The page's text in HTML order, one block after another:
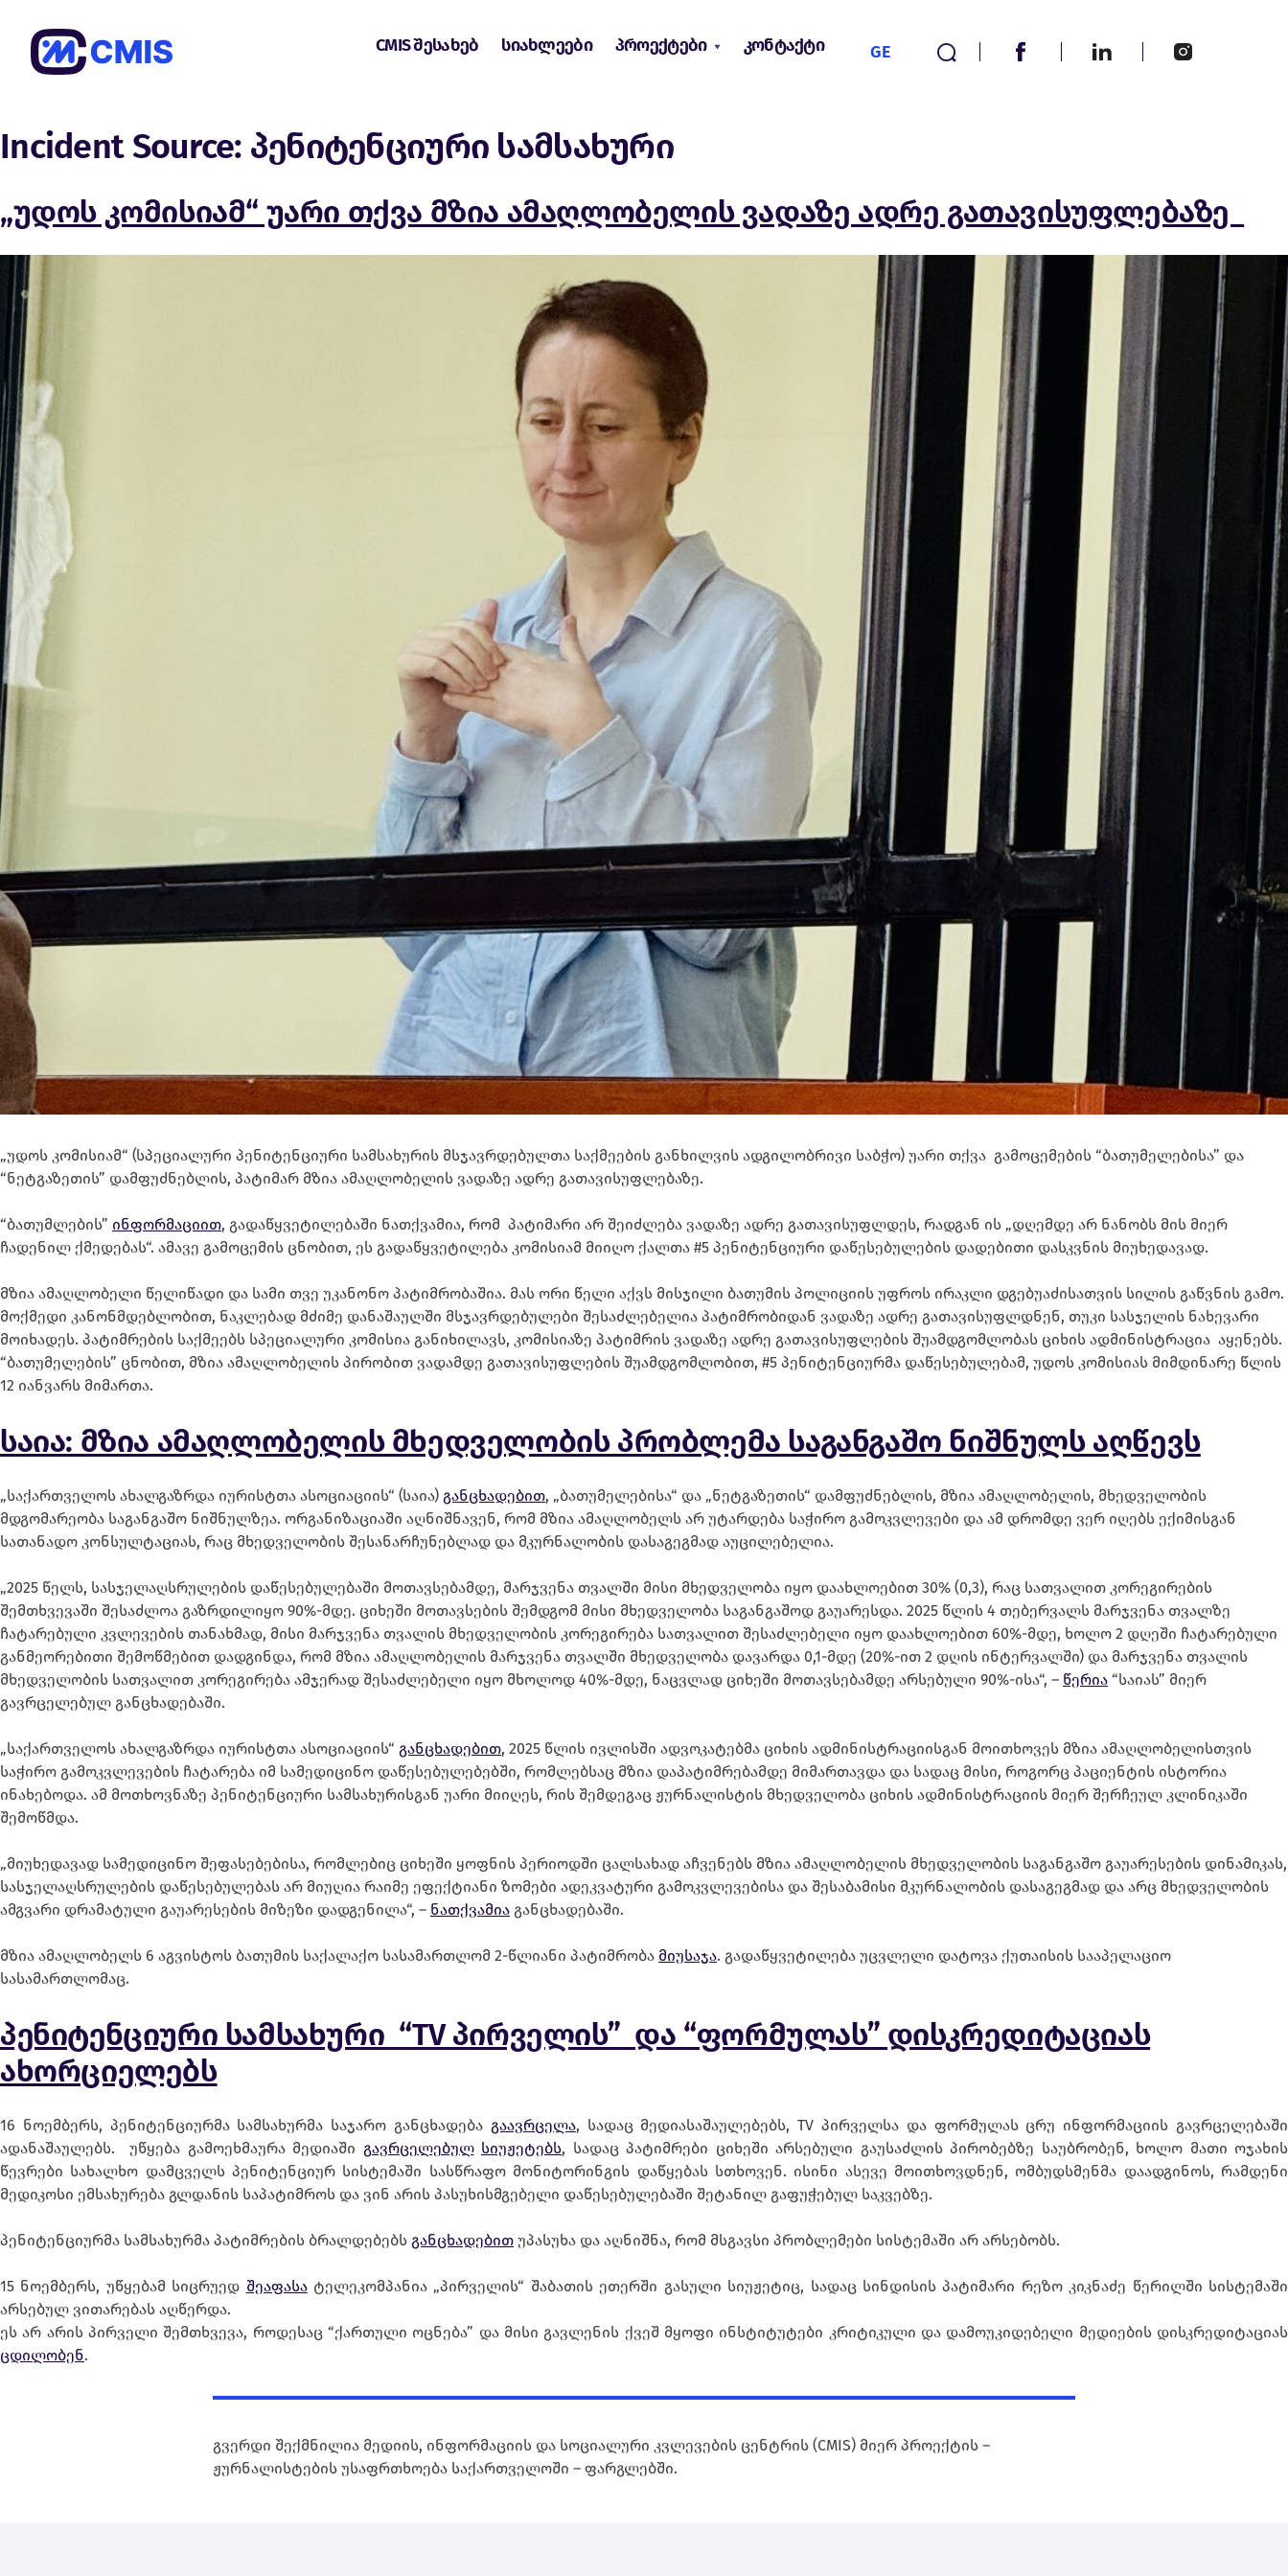
CMIS შესახებ სიახლეები პროექტები კონტაქტი GE
Incident Source: პენიტენციური სამსახური
„უდოს კომისიამ“ უარი თქვა მზია ამაღლობელის ვადაზე ადრე გათავისუფლებაზე
„უდოს კომისიამ“ (სპეციალური პენიტენციური სამსახურის მსჯავრდებულთა საქმეების განხილვის ადგილობრივი საბჭო) უარი თქვა გამოცემების “ბათუმელებისა” და
“ნეტგაზეთის” დამფუძნებლის, პატიმარ მზია ამაღლობელის ვადაზე ადრე გათავისუფლებაზე.
“ბათუმლების” ინფორმაციით, გადაწყვეტილებაში ნათქვამია, რომ პატიმარი არ შეიძლება ვადაზე ადრე გათავისუფლდეს, რადგან ის „დღემდე არ ნანობს მის მიერ
ჩადენილ ქმედებას“. ამავე გამოცემის ცნობით, ეს გადაწყვეტილება კომისიამ მიიღო ქალთა #5 პენიტენციური დაწესებულების დადებითი დასკვნის მიუხედავად.
მზია ამაღლობელი წელიწადი და სამი თვე უკანონო პატიმრობაშია. მას ორი წელი აქვს მისჯილი ბათუმის პოლიციის უფროს ირაკლი დგებუაძისათვის სილის გაწვნის გამო.
მოქმედი კანონმდებლობით, ნაკლებად მძიმე დანაშაულში მსჯავრდებულები შესაძლებელია პატიმრობიდან ვადაზე ადრე გათავისუფლდნენ, თუკი სასჯელის ნახევარი
მოიხადეს. პატიმრების საქმეებს სპეციალური კომისია განიხილავს, კომისიაზე პატიმრის ვადაზე ადრე გათავისუფლების შუამდგომლობას ციხის ადმინისტრაცია აყენებს.
“ბათუმელების” ცნობით, მზია ამაღლობელის პირობით ვადამდე გათავისუფლების შუამდგომლობით, #5 პენიტენციურმა დაწესებულებამ, უდოს კომისიას მიმდინარე წლის
12 იანვარს მიმართა.
საია: მზია ამაღლობელის მხედველობის პრობლემა საგანგაშო ნიშნულს აღწევს
„საქართველოს ახალგაზრდა იურისტთა ასოციაციის“ (საია) განცხადებით, „ბათუმელებისა“ და „ნეტგაზეთის“ დამფუძნებლის, მზია ამაღლობელის, მხედველობის
მდგომარეობა საგანგაშო ნიშნულზეა. ორგანიზაციაში აღნიშნავენ, რომ მზია ამაღლობელს არ უტარდება საჭირო გამოკვლევები და ამ დრომდე ვერ იღებს ექიმისგან
სათანადო კონსულტაციას, რაც მხედველობის შესანარჩუნებლად და მკურნალობის დასაგეგმად აუცილებელია.
„2025 წელს, სასჯელაღსრულების დაწესებულებაში მოთავსებამდე, მარჯვენა თვალში მისი მხედველობა იყო დაახლოებით 30% (0,3), რაც სათვალით კორეგირების
შემთხვევაში შესაძლოა გაზრდილიყო 90%-მდე. ციხეში მოთავსების შემდგომ მისი მხედველობა საგანგაშოდ გაუარესდა. 2025 წლის 4 თებერვალს მარჯვენა თვალზე
ჩატარებული კვლევების თანახმად, მისი მარჯვენა თვალის მხედველობის კორეგირება სათვალით შესაძლებელი იყო დაახლოებით 60%-მდე, ხოლო 2 დღეში ჩატარებული
განმეორებითი შემოწმებით დადგინდა, რომ მზია ამაღლობელის მარჯვენა თვალში მხედველობა დავარდა 0,1-მდე (20%-ით 2 დღის ინტერვალში) და მარჯვენა თვალის
მხედველობის სათვალით კორეგირება ამჯერად შესაძლებელი იყო მხოლოდ 40%-მდე, ნაცვლად ციხეში მოთავსებამდე არსებული 90%-ისა“, – წერია “საიას” მიერ
გავრცელებულ განცხადებაში.
„საქართველოს ახალგაზრდა იურისტთა ასოციაციის“ განცხადებით, 2025 წლის ივლისში ადვოკატებმა ციხის ადმინისტრაციისგან მოითხოვეს მზია ამაღლობელისთვის
საჭირო გამოკვლევების ჩატარება იმ სამედიცინო დაწესებულებებში, რომლებსაც მზია დაპატიმრებამდე მიმართავდა და სადაც მისი, როგორც პაციენტის ისტორია
ინახებოდა. ამ მოთხოვნაზე პენიტენციური სამსახურისგან უარი მიიღეს, რის შემდეგაც ჟურნალისტის მხედველობა ციხის ადმინისტრაციის მიერ შერჩეულ კლინიკაში
შემოწმდა.
„მიუხედავად სამედიცინო შეფასებებისა, რომლებიც ციხეში ყოფნის პერიოდში ცალსახად აჩვენებს მზია ამაღლობელის მხედველობის საგანგაშო გაუარესების დინამიკას,
სასჯელაღსრულების დაწესებულებას არ მიუღია რაიმე ეფექტიანი ზომები ადეკვატური გამოკვლევებისა და შესაბამისი მკურნალობის დასაგეგმად და არც მხედველობის
ამგვარი დრამატული გაუარესების მიზეზი დადგენილა“, – ნათქვამია განცხადებაში.
მზია ამაღლობელს 6 აგვისტოს ბათუმის საქალაქო სასამართლომ 2-წლიანი პატიმრობა მიუსაჯა. გადაწყვეტილება უცვლელი დატოვა ქუთაისის სააპელაციო
სასამართლომაც.
პენიტენციური სამსახური “TV პირველის” და “ფორმულას” დისკრედიტაციას
ახორციელებს
16 ნოემბერს, პენიტენციურმა სამსახურმა საჯარო განცხადება გაავრცელა, სადაც მედიასაშაულებებს, TV პირველსა და ფორმულას ცრუ ინფორმაციის გავრცელებაში
ადანაშაულებს. უწყება გამოეხმაურა მედიაში გავრცელებულ სიუჟეტებს, სადაც პატიმრები ციხეში არსებული გაუსაძლის პირობებზე საუბრობენ, ხოლო მათი ოჯახის
წევრები სახალხო დამცველს პენიტენციურ სისტემაში სასწრაფო მონიტორინგის დაწყებას სთხოვენ. ისინი ასევე მოითხოვდნენ, ომბუდსმენმა დაადგინოს, რამდენი
მედიკოსი ემსახურება გლდანის საპატიმროს და ვინ არის პასუხისმგებელი დაწესებულებაში შეტანილ გაფუჭებულ საკვებზე.
პენიტენციურმა სამსახურმა პატიმრების ბრალდებებს განცხადებით უპასუხა და აღნიშნა, რომ მსგავსი პრობლემები სისტემაში არ არსებობს.
15 ნოემბერს, უწყებამ სიცრუედ შეაფასატელეკომპანია „პირველის“ შაბათის ეთერში გასული სიუჟეტიც, სადაც სინდისის პატიმარი რეზო კიკნაძე წერილში სისტემაში
არსებულ ვითარებას აღწერდა.
ეს არ არის პირველი შემთხვევა, როდესაც “ქართული ოცნება” და მისი გავლენის ქვეშ მყოფი ინსტიტუტები კრიტიკული და დამოუკიდებელი მედიების დისკრედიტაციას
ცდილობენ.
გვერდი შექმნილია მედიის, ინფორმაციის და სოციალური კვლევების ცენტრის (CMIS) მიერ პროექტის –
ჟურნალისტების უსაფრთხოება საქართველოში – ფარგლებში.